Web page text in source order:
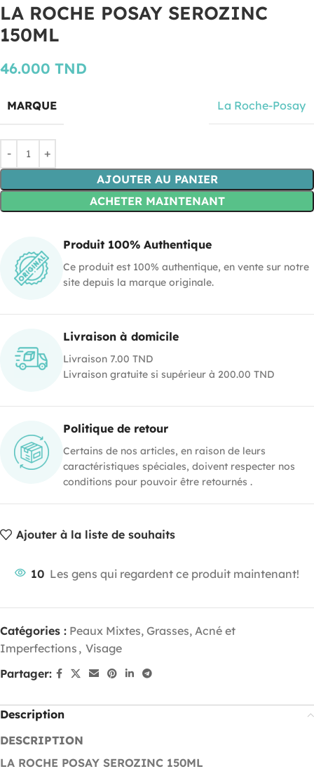
LA ROCHE POSAY SEROZINC
150ML
46.000 TND
MARQUE La Roche-Posay
AJOUTER AU PANIER
ACHETER MAINTENANT
Produit 100% Authentique
Ce produit est 100% authentique, en vente sur notre
site depuis la marque originale.
Livraison à domicile
Livraison 7.00 TND
Livraison gratuite si supérieur à 200.00 TND
Politique de retour
Certains de nos articles, en raison de leurs
caractéristiques spéciales, doivent respecter nos
conditions pour pouvoir être retournés .
Ajouter à la liste de souhaits
10 Les gens qui regardent ce produit maintenant!
Catégories : Peaux Mixtes, Grasses, Acné et
Imperfections , Visage
Partager:
Description
DESCRIPTION
LA ROCHE POSAY SEROZINC 150ML